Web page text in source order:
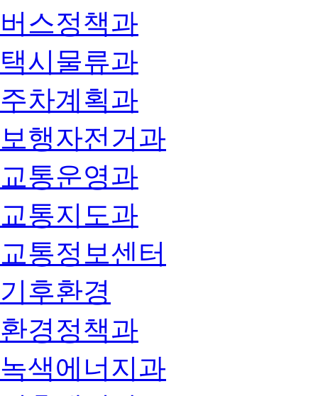
버스정책과
택시물류과
주차계획과
보행자전거과
교통운영과
교통지도과
교통정보센터
기후환경
환경정책과
녹색에너지과